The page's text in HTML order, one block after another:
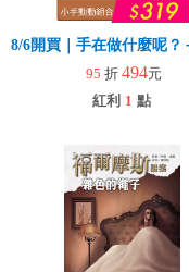
8/6開買｜手在做什麼呢
95 折 494元
紅利 1 點